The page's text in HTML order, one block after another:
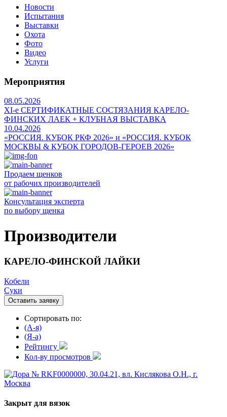
Новости
Испытания
Выставки
Охота
Фото
Видео
Услуги
Мероприятия
08.05.2026
ХI-е СЕРТИФИКАТНЫЕ СОСТЯЗАНИЯ КАРЕЛО-
ФИНСКИХ ЛАЕК + КЛУБНАЯ ВЫСТАВКА
10.04.2026
«РОССИЯ. КУБОК РКФ 2026» и «РОССИЯ. КУБОК
МОСКВЫ & КУБОК ГОРОДОВ-ГЕРОЕВ 2026»
Продаем щенков
от рабочих производителей
Консультация эксперта
по выбору щенка
Производители
КАРЕЛО-ФИНСКОЙ ЛАЙКИ
Кобели
Суки
Оставить заявку
Сортировать по:
(A-я)
(Я-а)
Рейтингу
Кол-ву просмотров
Закрыт для вязок